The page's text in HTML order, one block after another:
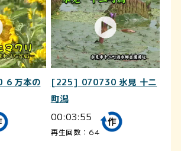
万本の
[225] 070730 氷見 十二
町潟
00:03:55
再生回数：64